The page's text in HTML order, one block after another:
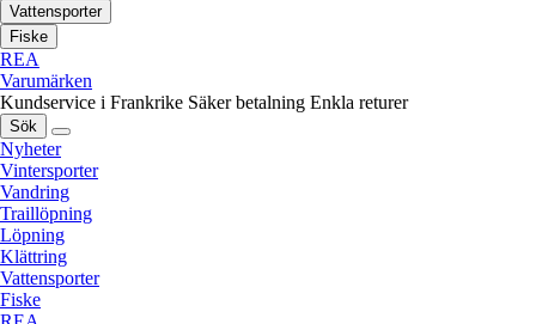
Vattensporter
Fiske
REA
Varumärken
Kundservice i Frankrike Säker betalning Enkla returer
Sök
Nyheter
Vintersporter
Vandring
Traillöpning
Löpning
Klättring
Vattensporter
Fiske